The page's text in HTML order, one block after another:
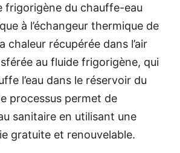
frigorigène du chauffe-eau
à l’échangeur thermique de
chaleur récupérée dans l’air
au fluide frigorigène, qui
l’eau dans le réservoir du
processus permet de
sanitaire en utilisant une
gratuite et renouvelable.